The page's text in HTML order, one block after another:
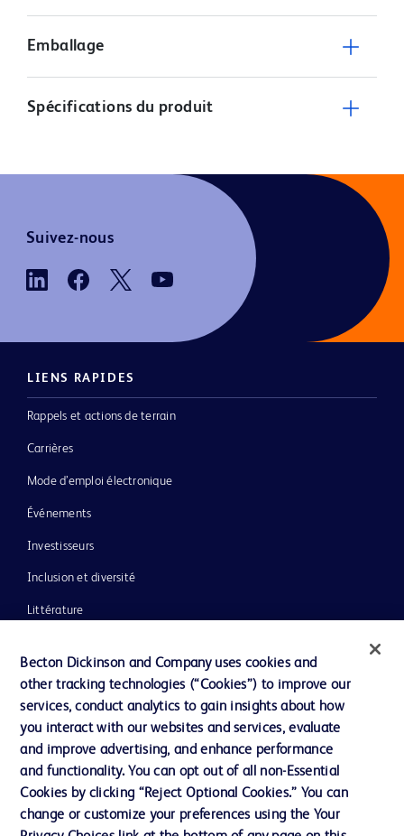
Emballage
Spécifications du produit
Suivez-nous
LIENS RAPIDES
Rappels et actions de terrain
Carrières
Mode d’emploi électronique
Événements
Investisseurs
Inclusion et diversité
Littérature
Notre entreprise
Éthique et conformité
Nous contacter
Becton Dickinson and Company uses cookies and
other tracking technologies (“Cookies”) to improve our
services, conduct analytics to gain insights about how
you interact with our websites and services, evaluate
and improve advertising, and enhance performance
and functionality. You can opt out of all non-Essential
Cookies by clicking “Reject Optional Cookies.” You can
change or customize your preferences using the Your